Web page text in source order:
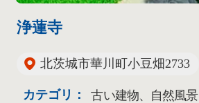
浄蓮寺
北茨城市華川町小豆畑2733
カテゴリ： 古い建物、自然風景